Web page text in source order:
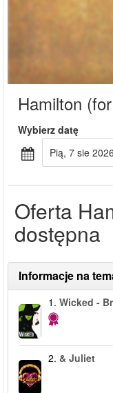
Hamilton
Wybierz datę
pią, 7 sie 2026
Oferta
dostępna
Informacje na
1. Wicked -
2. & Juliet